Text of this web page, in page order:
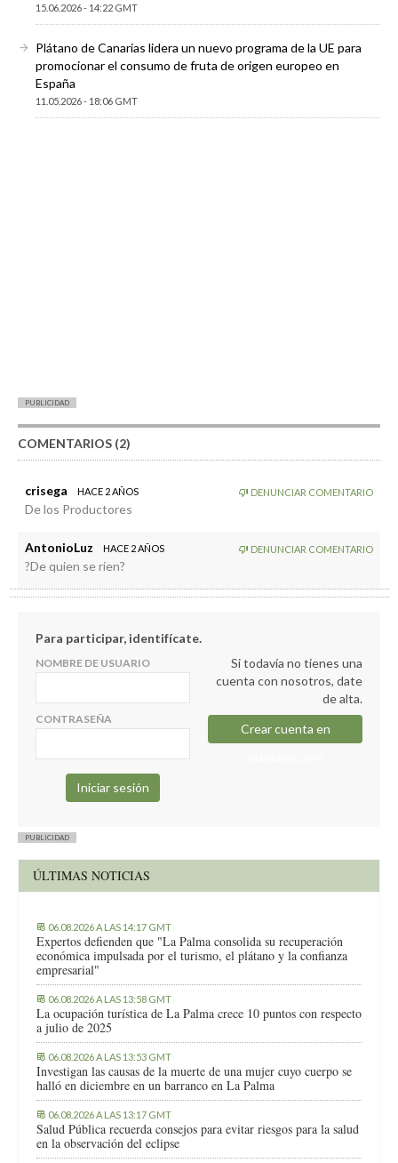
15.06.2026 - 14:22 GMT
Plátano de Canarias lidera un nuevo programa de la UE para
promocionar el consumo de fruta de origen europeo en
España
11.05.2026 - 18:06 GMT
PUBLICIDAD
COMENTARIOS (2)
crisega HACE 2 AÑOS DENUNCIAR COMENTARIO
De los Productores
AntonioLuz HACE 2 AÑOS DENUNCIAR COMENTARIO
?De quien se ríen?
Para participar, identifícate.
NOMBRE DE USUARIO
CONTRASEÑA
Si todavía no tienes una
cuenta con nosotros, date
de alta.
Crear cuenta en
PUBLICIDAD
ÚLTIMAS NOTICIAS
06.08.2026 A LAS 14:17 GMT
Expertos defienden que "La Palma consolida su recuperación
económica impulsada por el turismo, el plátano y la confianza
empresarial"
06.08.2026 A LAS 13:58 GMT
La ocupación turística de La Palma crece 10 puntos con respecto
a julio de 2025
06.08.2026 A LAS 13:53 GMT
Investigan las causas de la muerte de una mujer cuyo cuerpo se
halló en diciembre en un barranco en La Palma
06.08.2026 A LAS 13:17 GMT
Salud Pública recuerda consejos para evitar riesgos para la salud
en la observación del eclipse